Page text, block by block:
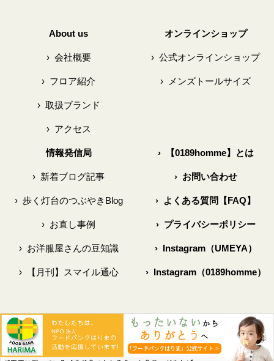
About us
›会社概要
› フロア紹介
›取扱ブランド
›アクセス
オンラインショップ
› 公式オンラインショップ
› メンズトールサイズ
情報発信局
› 新着ブログ記事
›歩く灯台のつぶやきBlog
› お直し事例
›お洋服屋さんの豆知識
›【月刊】スマイル通心
›【0189homme】とは
›お問い合わせ
› よくある質問【FAQ】
›プライバシーポリシー
›Instagram（UMEYA）
›Instagram（0189homme）